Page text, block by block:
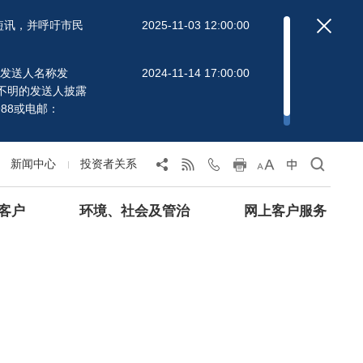
，并呼吁市民 2025-11-03 12:00:00
送人名称发
明的发送人披露
或电邮：
2024-11-14 17:00:00
新闻中心 投资者关系
户 环境、社会及管治 网上客户服务